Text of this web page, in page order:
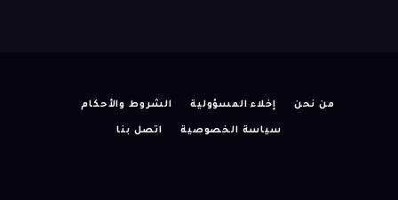
من نحن إخلاء المسؤولية الشروط والأحكام
سياسة الخصوصية اتصل بنا